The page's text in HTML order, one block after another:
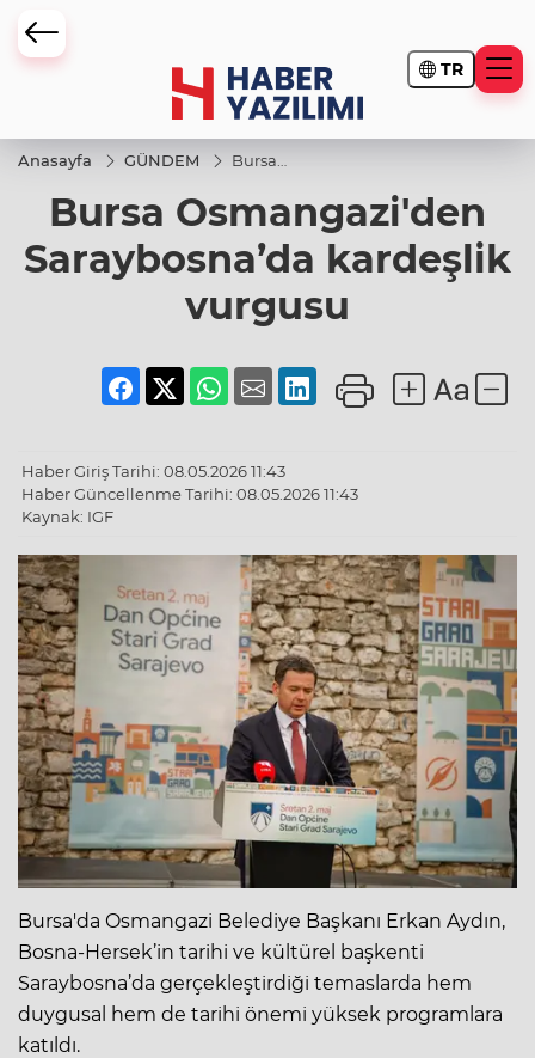
TR
Anasayfa GÜNDEM
Bursa
kardeşlik
Bursa Osmangazi'den
Saraybosna’da kardeşlik
vurgusu
Haber Giriş Tarihi: 08.05.2026 11:43
Haber Güncellenme Tarihi: 08.05.2026 11:43
Kaynak: IGF
Bursa'da Osmangazi Belediye Başkanı Erkan Aydın,
Bosna-Hersek’in tarihi ve kültürel başkenti
Saraybosna’da gerçekleştirdiği temaslarda hem
duygusal hem de tarihi önemi yüksek programlara
katıldı.